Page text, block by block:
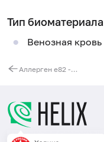
Тип биоматериала
Венозная кровь
Аллерген e82 - кролик, эпителий, IgE (ImmunoCAP)